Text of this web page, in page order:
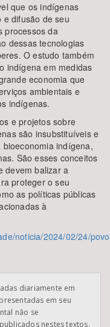
que os indígenas
e difusão de seu
processos da
dessas tecnologias
O estudo também
indígena em medidas
economia que
ambientais e
indígenas.
e projetos sobre
são insubstituíveis e
indígena,
São esses conceitos
devem balizar a
proteger o seu
as políticas públicas
à
noticia/2024/02/24/
diariamente em
em seu
não se
nestes textos.